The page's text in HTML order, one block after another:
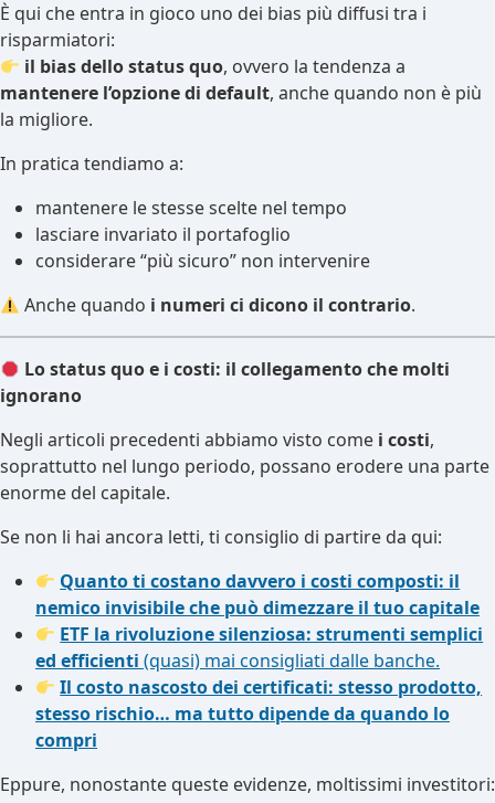
È qui che entra in gioco uno dei bias più diffusi tra i
risparmiatori:
il bias dello status quo, ovvero la tendenza a
mantenere l’opzione di default, anche quando non è più
la migliore.
In pratica tendiamo a:
mantenere le stesse scelte nel tempo
lasciare invariato il portafoglio
considerare “più sicuro” non intervenire
Anche quando i numeri ci dicono il contrario.
Lo status quo e i costi: il collegamento che molti
ignorano
Negli articoli precedenti abbiamo visto come i costi,
soprattutto nel lungo periodo, possano erodere una parte
enorme del capitale.
Se non li hai ancora letti, ti consiglio di partire da qui:
Quanto ti costano davvero i costi composti: il
nemico invisibile che può dimezzare il tuo capitale
ETF la rivoluzione silenziosa: strumenti semplici
ed efficienti (quasi) mai consigliati dalle banche.
Il costo nascosto dei certificati: stesso prodotto,
stesso rischio… ma tutto dipende da quando lo
compri
Eppure, nonostante queste evidenze, moltissimi investitori: